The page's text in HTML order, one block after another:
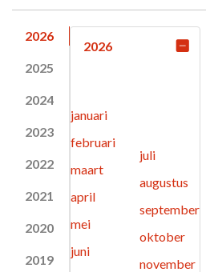
2026
2025
2024
2023
2022
2021
2020
2019
2026
januari
februari
maart
april
mei
juni
juli
augustus
september
oktober
november